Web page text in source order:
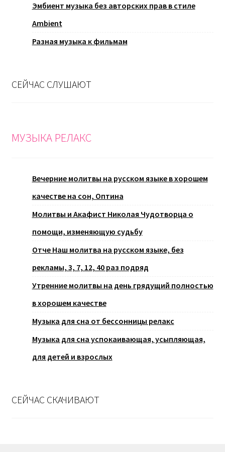
Эмбиент музыка без авторских прав в стиле
Ambient
Разная музыка к фильмам
СЕЙЧАС СЛУШАЮТ
МУЗЫКА РЕЛАКС
Вечерние молитвы на русском языке в хорошем
качестве на сон, Оптина
Молитвы и Акафист Николая Чудотворца о
помощи, изменяющую судьбу
Отче Наш молитва на русском языке, без
рекламы, 3, 7, 12, 40 раз подряд
Утренние молитвы на день грядущий полностью
в хорошем качестве
Музыка для сна от бессонницы релакс
Музыка для сна успокаивающая, усыпляющая,
для детей и взрослых
СЕЙЧАС СКАЧИВАЮТ